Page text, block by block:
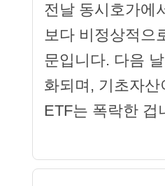
전날 동시호가에
보다 비정상적으
문입니다. 다음
화되며, 기초자
ETF는 폭락한 겁